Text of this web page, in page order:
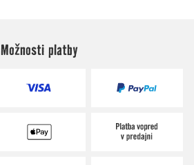
Možnosti platby